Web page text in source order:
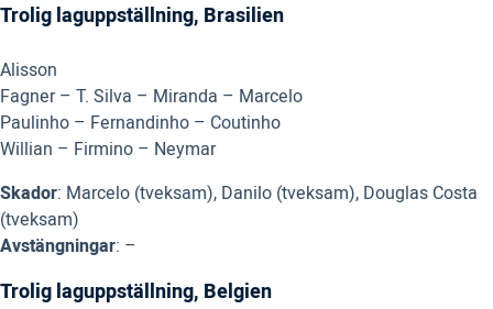
Trolig laguppställning, Brasilien
Alisson
Fagner – T. Silva – Miranda – Marcelo
Paulinho – Fernandinho – Coutinho
Willian – Firmino – Neymar
Skador: Marcelo (tveksam), Danilo (tveksam), Douglas Costa
(tveksam)
Avstängningar: –
Trolig laguppställning, Belgien